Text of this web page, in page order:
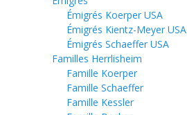
Émigrés Koerper USA
Émigrés Kientz-Meyer USA
Émigrés Schaeffer USA
Familles Herrlisheim
Famille Koerper
Famille Schaeffer
Famille Kessler